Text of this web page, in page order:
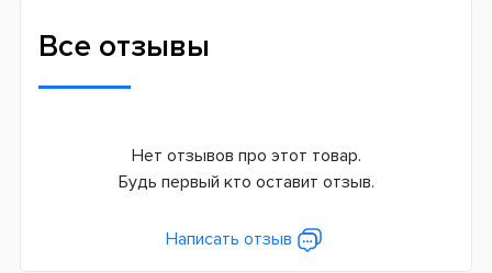
Brita Maxtra+
Все отзывы
Нет отзывов про этот товар.
Будь первый кто оставит отзыв.
Написать отзыв